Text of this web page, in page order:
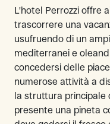
L'hotel Perrozzi offre
trascorrere una
usufruendo di un
mediterranei e
concedersi delle
numerose attività a
la struttura principale
presente una pineta